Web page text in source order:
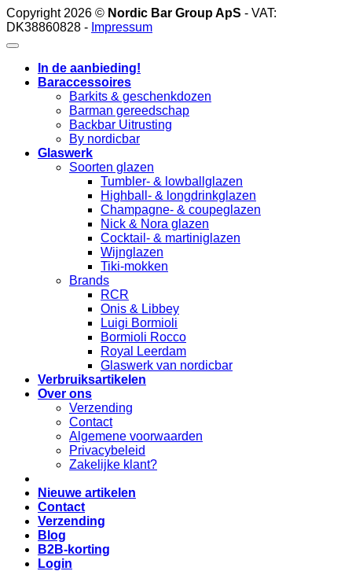
Copyright 2026 © Nordic Bar Group ApS - VAT:
DK38860828 - Impressum
In de aanbieding!
Baraccessoires
Barkits & geschenkdozen
Barman gereedschap
Backbar Uitrusting
By nordicbar
Glaswerk
Soorten glazen
Tumbler- & lowballglazen
Highball- & longdrinkglazen
Champagne- & coupeglazen
Nick & Nora glazen
Cocktail- & martiniglazen
Wijnglazen
Tiki-mokken
Brands
RCR
Onis & Libbey
Luigi Bormioli
Bormioli Rocco
Royal Leerdam
Glaswerk van nordicbar
Verbruiksartikelen
Over ons
Verzending
Contact
Algemene voorwaarden
Privacybeleid
Zakelijke klant?
Nieuwe artikelen
Contact
Verzending
Blog
B2B-korting
Login